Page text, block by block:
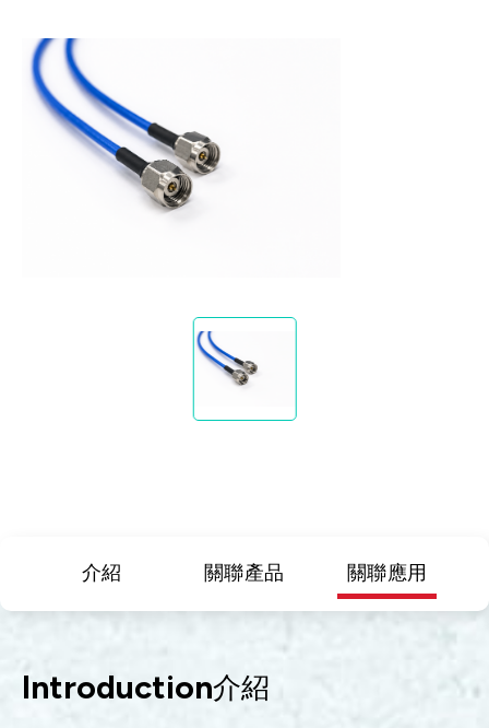
航太
寬頻
醫療
Future TOGETHER
隱私權
聯絡我們
+886 2-2808-6333
Inquiry@ezconn.com
介紹 關聯產品 關聯應用
Introduction介紹